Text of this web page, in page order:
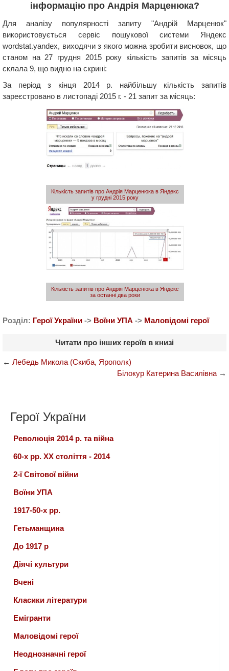
інформацію про Андрія Марценюка?
Для аналізу популярності запиту "Андрій Марценюк"
використовується сервіс пошукової системи Яндекс
wordstat.yandex, виходячи з якого можна зробити висновок, що
станом на 27 грудня 2015 року кількість запитів за місяць
склала 9, що видно на скрині:
За період з кінця 2014 р. найбільшу кількість запитів
зареєстровано в листопаді 2015 г. - 21 запит за місяць:
Кількість запитів про Андрія Марценюка в Яндекс
у грудні 2015 року
Кількість запитів про Андрія Марценюка в Яндекс
за останні два роки
Розділ: Герої України -> Воїни УПА -> Маловідомі герої
Читати про інших героїв в книзі
← Лебедь Микола (Скиба, Ярополк)
Білокур Катерина Василівна →
Герої України
Революція 2014 р. та війна
60-х рр. ХХ століття - 2014
2-ї Світової війни
Воїни УПА
1917-50-х рр.
Гетьманщина
До 1917 р
Діячі культури
Вчені
Класики літератури
Емігранти
Маловідомі герої
Неоднозначні герої